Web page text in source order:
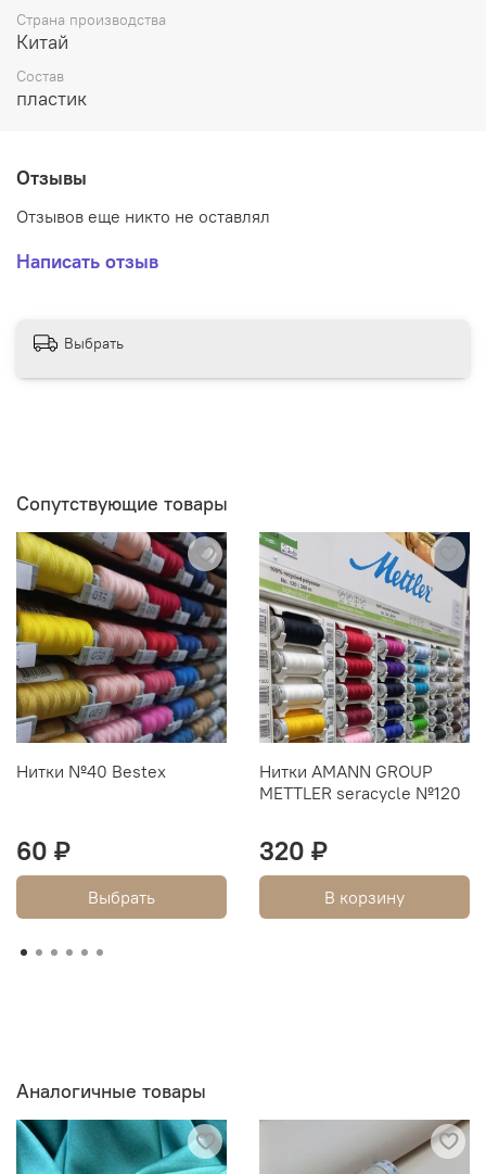
Страна производства
Китай
Состав
пластик
Отзывы
Отзывов еще никто не оставлял
Написать отзыв
Выбрать
Сопутствующие товары
Нитки №40 Bestex
60 ₽
Выбрать
Нитки AMANN GROUP
METTLER seracycle №120
320 ₽
В корзину
Аналогичные товары